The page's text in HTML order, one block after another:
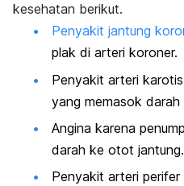
kesehatan berikut.
Penyakit jantung
plak di arteri koroner.
Penyakit arteri
yang memasok
Angina karena
darah ke otot jantung.
Penyakit arteri